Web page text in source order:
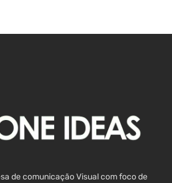
de comunicação Visual com foco de